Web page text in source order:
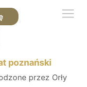
poznański
przez Orły